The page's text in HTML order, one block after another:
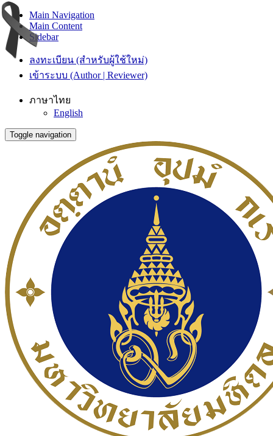
Main Navigation
Main Content
Sidebar
ลงทะเบียน (สำหรับผู้ใช้ใหม่)
เข้าระบบ (Author | Reviewer)
ภาษาไทย
English
Toggle navigation